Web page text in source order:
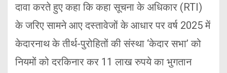
दावा करते हुए कहा कि कहा सूचना के अधिकार (RTI)
के जरिए सामने आए दस्तावेजों के आधार पर वर्ष 2025 में
केदारनाथ के तीर्थ-पुरोहितों की संस्था ‘केदार सभा’ को
नियमों को दरकिनार कर 11 लाख रुपये का भुगतान